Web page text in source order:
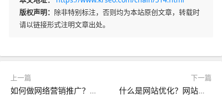
版权声明： 除非特别标注，否则均为本站原创文章，转载时
请以链接形式注明文章出处。
上一篇
如何做网络营销推广？网络营销方法有哪些？
下一篇
什么是网站优化？网站优化主要做哪些工作？